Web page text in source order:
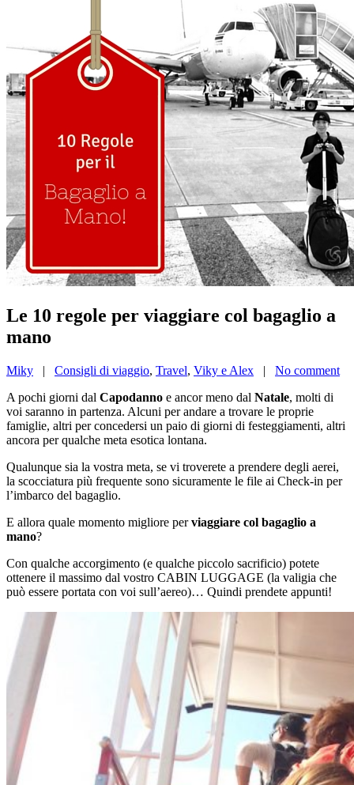
Le 10 regole per viaggiare col bagaglio a
mano
Miky | Consigli di viaggio, Travel, Viky e Alex | No comment
A pochi giorni dal Capodanno e ancor meno dal Natale, molti di
voi saranno in partenza. Alcuni per andare a trovare le proprie
famiglie, altri per concedersi un paio di giorni di festeggiamenti, altri
ancora per qualche meta esotica lontana.
Qualunque sia la vostra meta, se vi troverete a prendere degli aerei,
la scocciatura più frequente sono sicuramente le file ai Check-in per
l’imbarco del bagaglio.
E allora quale momento migliore perviaggiare col bagaglio a
mano?
Con qualche accorgimento (e qualche piccolo sacrificio) potete
ottenere il massimo dal vostro CABIN LUGGAGE (la valigia che
può essere portata con voi sull’aereo)… Quindi prendete appunti!